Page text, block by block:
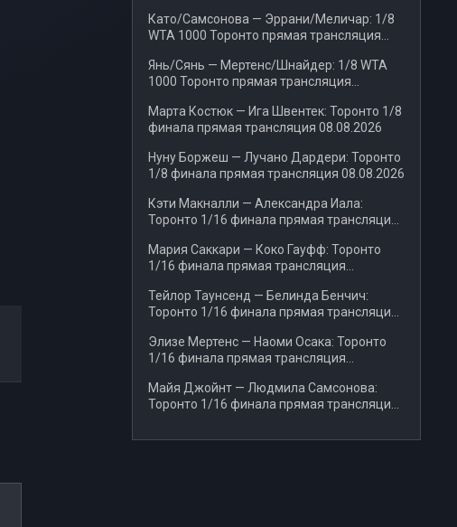
Като/Самсонова — Эррани/Меличар: 1/8
WTA 1000 Торонто прямая трансляция
Янь/Сянь — Мертенс/Шнайдер: 1/8 WTA
1000 Торонто прямая трансляция
Марта Костюк — Ига Швентек: Торонто 1/8
финала прямая трансляция 08.08.2026
Нуну Боржеш — Лучано Дардери: Торонто
1/8 финала прямая трансляция 08.08.2026
Кэти Макналли — Александра Иала:
Торонто 1/16 финала прямая трансляция
Мария Саккари — Коко Гауфф: Торонто
1/16 финала прямая трансляция
Тейлор Таунсенд — Белинда Бенчич:
Торонто 1/16 финала прямая трансляция
Элизе Мертенс — Наоми Осака: Торонто
1/16 финала прямая трансляция
Майя Джойнт — Людмила Самсонова:
Торонто 1/16 финала прямая трансляция